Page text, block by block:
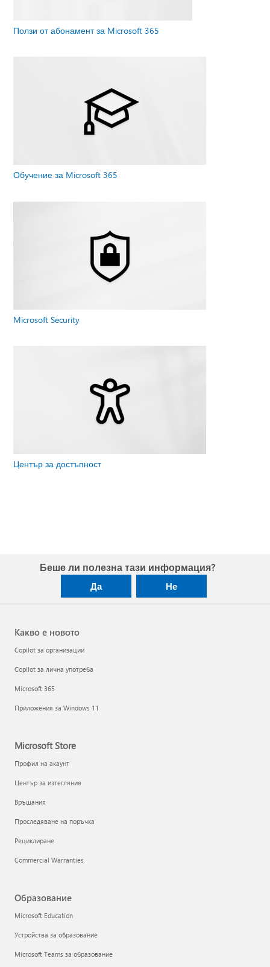
Ползи от абонамент за Microsoft 365
Обучение за Microsoft 365
Microsoft Security
Център за достъпност
Беше ли полезна тази информация?
Да Не
Какво е новото
Copilot за организации
Copilot за лична употреба
Microsoft 365
Приложения за Windows 11
Microsoft Store
Профил на акаунт
Център за изтегляния
Връщания
Проследяване на поръчка
Рециклиране
Commercial Warranties
Образование
Microsoft Education
Устройства за образование
Microsoft Teams за образование